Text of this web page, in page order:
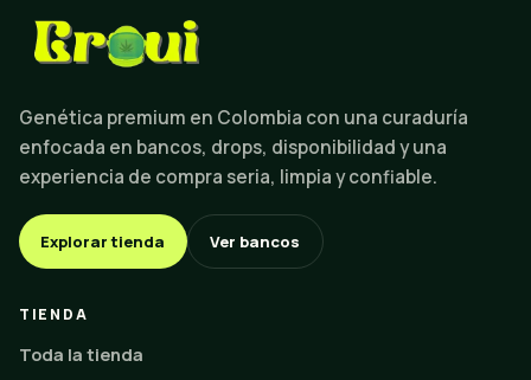
Genética premium en Colombia con una curaduría
enfocada en bancos, drops, disponibilidad y una
experiencia de compra seria, limpia y confiable.
Explorar tienda Ver bancos
TIENDA
Toda la tienda